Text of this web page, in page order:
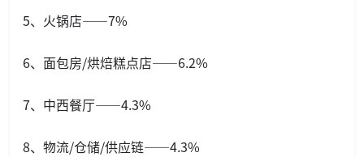
5、火锅店——7%
6、面包房/烘焙糕点店——6.2%
7、中西餐厅——4.3%
8、物流/仓储/供应链——4.3%